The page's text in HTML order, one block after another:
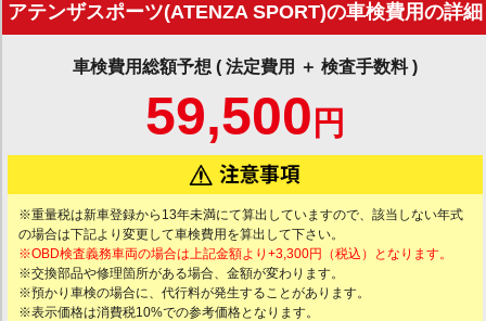
アテンザスポーツ(ATENZA SPORT)の車検費用の詳細
車検費用総額予想 ( 法定費用 ＋ 検査手数料 )
59,500 円
※重量税は新車登録から13年未満にて算出していますので、該当しない年式
の場合は下記より変更して車検費用を算出して下さい。
※OBD検査義務車両の場合は上記金額より+3,300円（税込）となります。
※交換部品や修理箇所がある場合、金額が変わります。
※預かり車検の場合に、代行料が発生することがあります。
※表示価格は消費税10%での参考価格となります。